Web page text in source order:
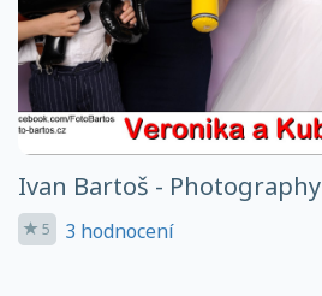
Ivan Bartoš - Photography
5 3 hodnocení